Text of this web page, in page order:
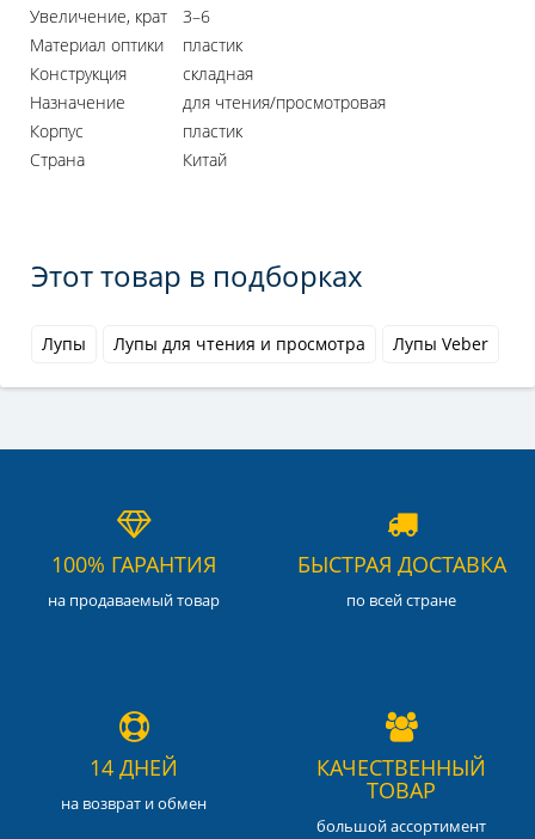
Увеличение, крат
3–6
Материал оптики
пластик
Конструкция
складная
Назначение
для чтения/просмотровая
Корпус
пластик
Страна
Китай
Этот товар в подборках
Лупы Лупы для чтения и просмотра Лупы Veber
100% ГАРАНТИЯ
на продаваемый товар
БЫСТРАЯ ДОСТАВКА
по всей стране
14 ДНЕЙ
на возврат и обмен
КАЧЕСТВЕННЫЙ
ТОВАР
большой ассортимент